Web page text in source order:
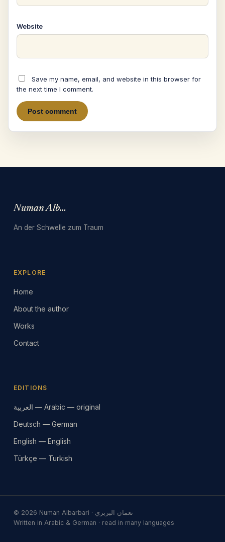
Website
Save my name, email, and website in this browser for
the next time I comment.
Numan Albarbari
An der Schwelle zum Traum
EXPLORE
Home
About the author
Works
Contact
EDITIONS
العربية — Arabic — original
Deutsch — German
English — English
Türkçe — Turkish
© 2026 Numan Albarbari · نعمان البربري
Written in Arabic & German · read in many languages